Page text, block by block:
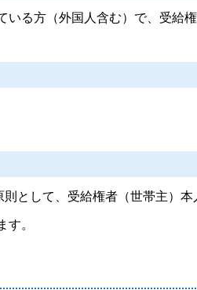
る方（外国人含む）で、受給
して、受給権者（世帯主）本
。